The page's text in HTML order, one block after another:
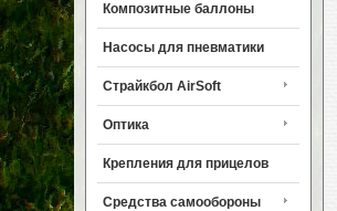
Композитные баллоны
Насосы для пневматики
Страйкбол AirSoft
Оптика
Крепления для прицелов
Средства самообороны